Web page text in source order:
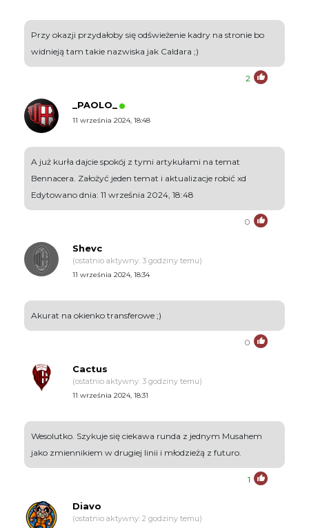
Przy okazji przydałoby się odświeżenie kadry na stronie bo
widnieją tam takie nazwiska jak Caldara ;)
2
_PAOLO_
11 września 2024, 18:48
A już kurła dajcie spokój z tymi artykułami na temat
Bennacera. Założyć jeden temat i aktualizacje robić xd
Edytowano dnia: 11 września 2024, 18:48
0
Shevc
(ostatnio aktywny: 3 godziny temu)
11 września 2024, 18:34
Akurat na okienko transferowe ;)
0
Cactus
(ostatnio aktywny: 3 godziny temu)
11 września 2024, 18:31
Wesolutko. Szykuje się ciekawa runda z jednym Musahem
jako zmiennikiem w drugiej linii i młodzieżą z futuro.
1
Diavo
(ostatnio aktywny: 2 godziny temu)